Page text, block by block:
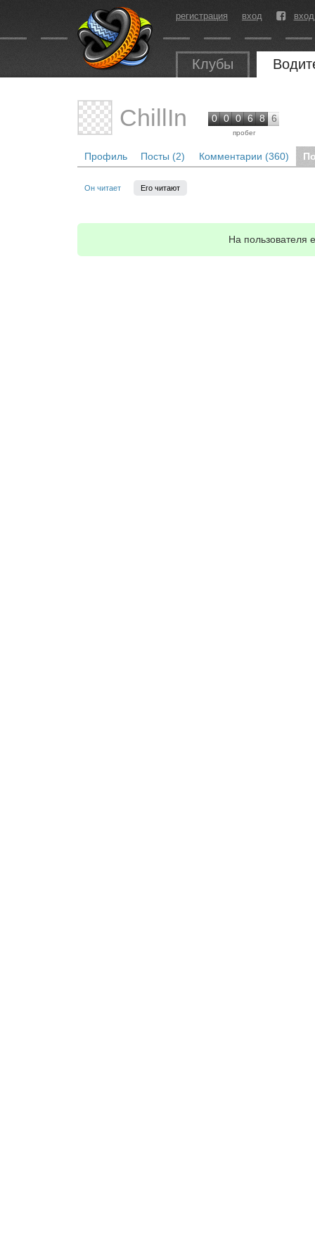
регистрация вход
Клубы
ChillIn 0 0 0 6 8 6
пробег
Профиль Посты (2) Комментарии (360)
Он читает Его читают
На пользователя